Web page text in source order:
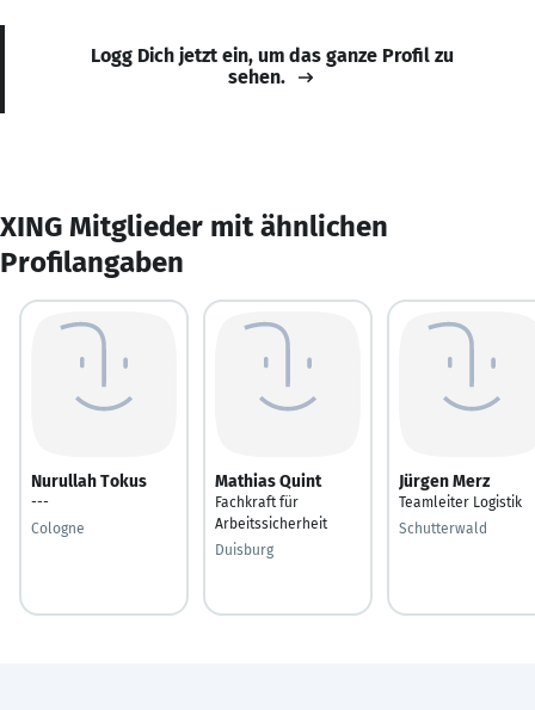
Logg Dich jetzt ein, um das ganze Profil zu
sehen.
XING Mitglieder mit ähnlichen
Profilangaben
Nurullah Tokus
---
Cologne
Mathias Quint
Fachkraft für
Arbeitssicherheit
Duisburg
Jürgen Merz
Teamleiter Logistik
Schutterwald